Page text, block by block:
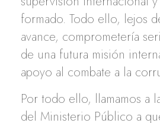
formado. Todo ello, lejos
avance, comprometería
de una futura misión
apoyo al combate a la
Por todo ello, llamamos a
del Ministerio Público a